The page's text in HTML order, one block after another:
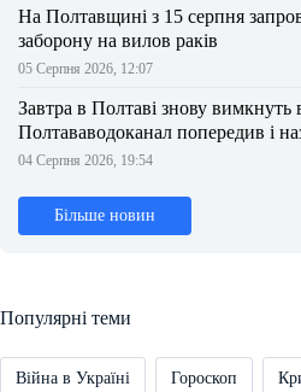
На Полтавщині з 15 серпня
заборону на вилов раків
05 Серпня 2026, 12:07
Завтра в Полтаві знову вимкнуть
Полтававодоканал попередив і
04 Серпня 2026, 19:54
Більше новин
Популярні теми
Війна в Україні Гороскоп